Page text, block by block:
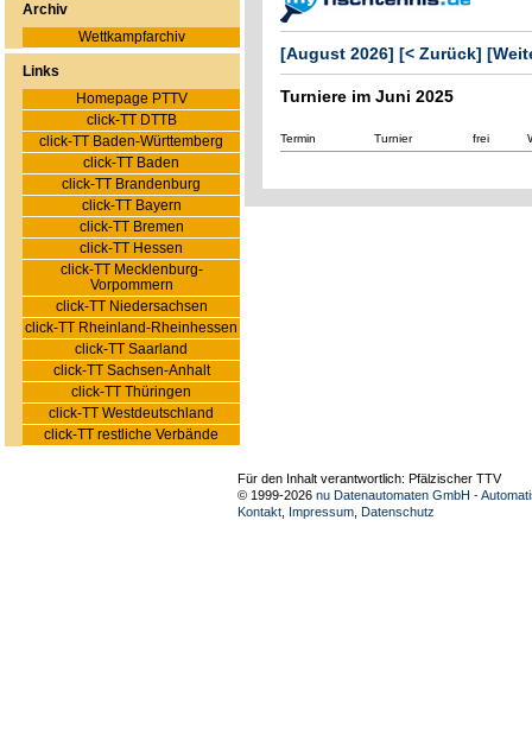
Archiv
Wettkampfarchiv
Links
Homepage PTTV
click-TT DTTB
click-TT Baden-Württemberg
click-TT Baden
click-TT Brandenburg
click-TT Bayern
click-TT Bremen
click-TT Hessen
click-TT Mecklenburg-
Vorpommern
click-TT Niedersachsen
click-TT Rheinland-Rheinhessen
click-TT Saarland
click-TT Sachsen-Anhalt
click-TT Thüringen
click-TT Westdeutschland
click-TT restliche Verbände
[August 2026] [< Zurück]
Turniere im Juni 2025
Termin Turnier frei
Für den Inhalt verantwortlich: Pfälzischer TTV
© 1999-2026 nu Datenautomaten GmbH -
Kontakt Impressum Datenschutz